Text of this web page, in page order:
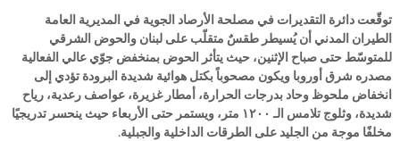
توقّعت دائرة التقديرات في مصلحة الأرصاد الجوية في المديرية العامة
الطيران المدني أن يُسيطر طقسٌ متقلّب على لبنان والحوض الشرقي
للمتوسّط حتى صباح الإثنين، حيث يتأثر الحوض بمنخفض جوّي عالي الفعالية
مصدره شرق أوروبا ويكون مصحوباً بكتل هوائية شديدة البرودة تؤدي إلى
انخفاض ملحوظ وحاد بدرجات الحرارة، أمطار غزيرة، عواصف رعدية، رياح
شديدة، وثلوج تلامس الـ ١٢٠٠ متر، ويستمر حتى الأربعاء حيث ينحسر تدريجيًا
مخلفًا موجة من الجليد على الطرقات الداخلية والجبلية.